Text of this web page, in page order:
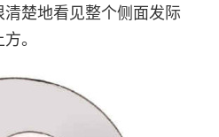
楚地看见整个侧面发际
。